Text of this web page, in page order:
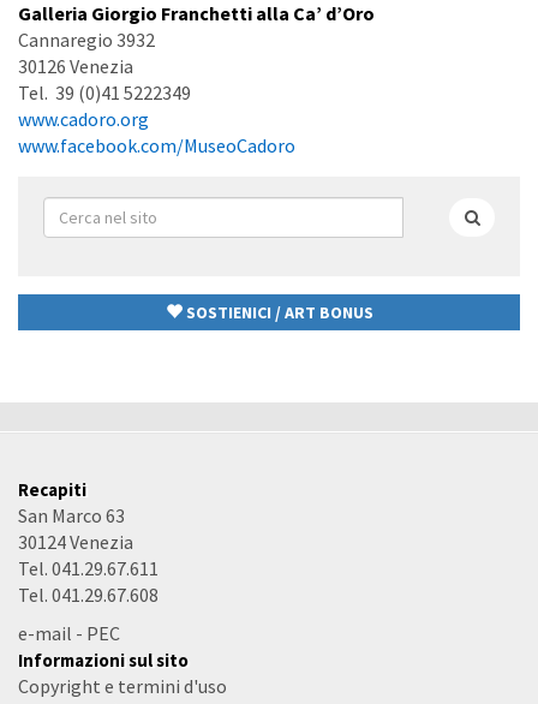
Galleria Giorgio Franchetti alla Ca’ d’Oro
Cannaregio 3932
30126 Venezia
Tel. 39 (0)41 5222349
www.cadoro.org
www.facebook.com/MuseoCadoro
Form
di
SOSTIENICI / ART BONUS
Recapiti
San Marco 63
30124 Venezia
Tel. 041.29.67.611
Tel. 041.29.67.608
e-mail - PEC
Informazioni sul sito
Copyright e termini d'uso